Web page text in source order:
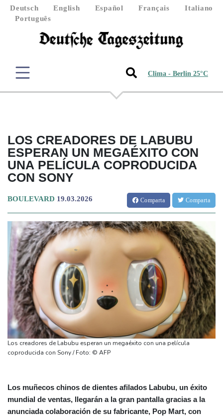
Deutsch English Español Français
Italiano
Português
Clima - Berlin 25°C
LOS CREADORES DE LABUBU
ESPERAN UN MEGAÉXITO CON
UNA PELÍCULA COPRODUCIDA
CON SONY
BOULEVARD 19.03.2026 Comparta Comparta
Los creadores de Labubu esperan un megaéxito con una película
coproducida con Sony / Foto: © AFP
Los muñecos chinos de dientes afilados Labubu, un éxito
mundial de ventas, llegarán a la gran pantalla gracias a la
anunciada colaboración de su fabricante, Pop Mart, con